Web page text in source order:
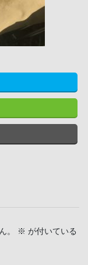
。 ※ が付いている